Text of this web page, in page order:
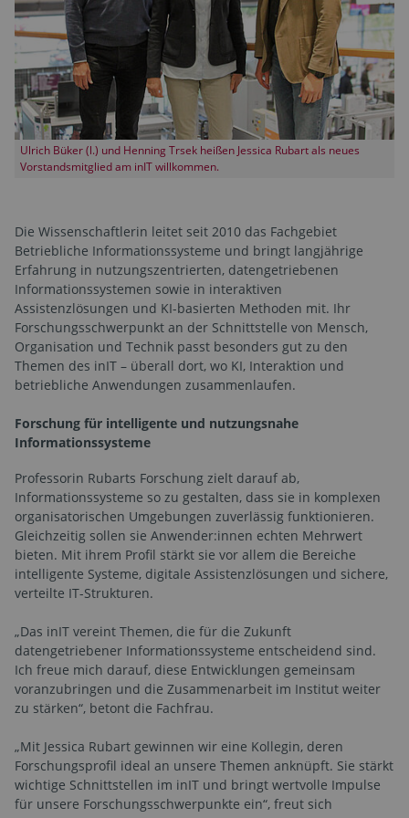
Ulrich Büker (l.) und Henning Trsek heißen Jessica Rubart als neues
Vorstandsmitglied am inIT willkommen.
Die Wissenschaftlerin leitet seit 2010 das Fachgebiet
Betriebliche Informationssysteme und bringt langjährige
Erfahrung in nutzungszentrierten, datengetriebenen
Informationssystemen sowie in interaktiven
Assistenzlösungen und KI-basierten Methoden mit. Ihr
Forschungsschwerpunkt an der Schnittstelle von Mensch,
Organisation und Technik passt besonders gut zu den
Themen des inIT – überall dort, wo KI, Interaktion und
betriebliche Anwendungen zusammenlaufen.
Forschung für intelligente und nutzungsnahe
Informationssysteme
Professorin Rubarts Forschung zielt darauf ab,
Informationssysteme so zu gestalten, dass sie in komplexen
organisatorischen Umgebungen zuverlässig funktionieren.
Gleichzeitig sollen sie Anwender:innen echten Mehrwert
bieten. Mit ihrem Profil stärkt sie vor allem die Bereiche
intelligente Systeme, digitale Assistenzlösungen und sichere,
verteilte IT-Strukturen.
„Das inIT vereint Themen, die für die Zukunft
datengetriebener Informationssysteme entscheidend sind.
Ich freue mich darauf, diese Entwicklungen gemeinsam
voranzubringen und die Zusammenarbeit im Institut weiter
zu stärken“, betont die Fachfrau.
„Mit Jessica Rubart gewinnen wir eine Kollegin, deren
Forschungsprofil ideal an unsere Themen anknüpft. Sie stärkt
wichtige Schnittstellen im inIT und bringt wertvolle Impulse
für unsere Forschungsschwerpunkte ein“, freut sich